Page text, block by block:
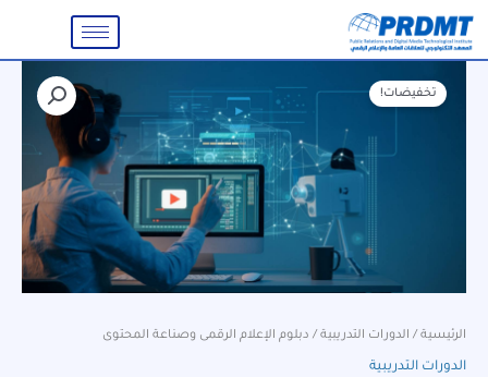
المحتوى
تخفيضات!
الرئيسية / الدورات التدريبية / دبلوم الإعلام الرقمى وصناعة المحتوى
الدورات التدريبية
الأصلي
هو:
4.500,00 ر.س.
الحالي
هو:
450,00 ر.س.
دبلوم